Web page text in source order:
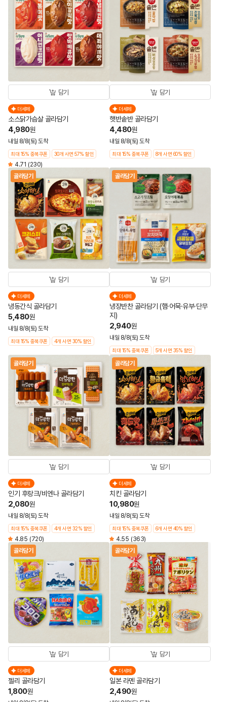
담기
더세페
소스닭가슴살 골라담기
4,980원
내일 8/8(토) 도착
최대 15% 중복쿠폰 30개 사면 57% 할인
4.71 (230)
담기
더세페
햇반솥반 골라담기
4,480원
내일 8/8(토) 도착
최대 15% 중복쿠폰 8개 사면 60% 할인
골라담기
담기
더세페
냉동간식 골라담기
5,480원
내일 8/8(토) 도착
최대 15% 중복쿠폰 4개 사면 30% 할인
골라담기
담기
더세페
냉장반찬 골라담기 (햄·어묵·유부·단무
지)
2,940원
내일 8/8(토) 도착
최대 15% 중복쿠폰 5개 사면 35% 할인
골라담기
담기
더세페
인기 후랑크/비엔나 골라담기
2,080원
내일 8/8(토) 도착
최대 15% 중복쿠폰 4개 사면 32% 할인
4.85 (720)
골라담기
담기
더세페
치킨 골라담기
10,980원
내일 8/8(토) 도착
최대 15% 중복쿠폰 6개 사면 40% 할인
4.55 (363)
골라담기
담기
더세페
젤리 골라담기
1,800원
골라담기
담기
더세페
일본 라멘 골라담기
2,490원